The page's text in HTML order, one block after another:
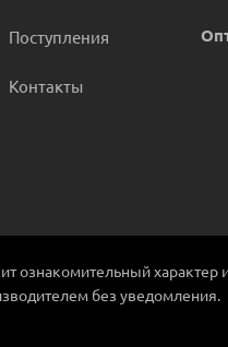
Поступления
Контакты
ознакомительный
без уведомления.